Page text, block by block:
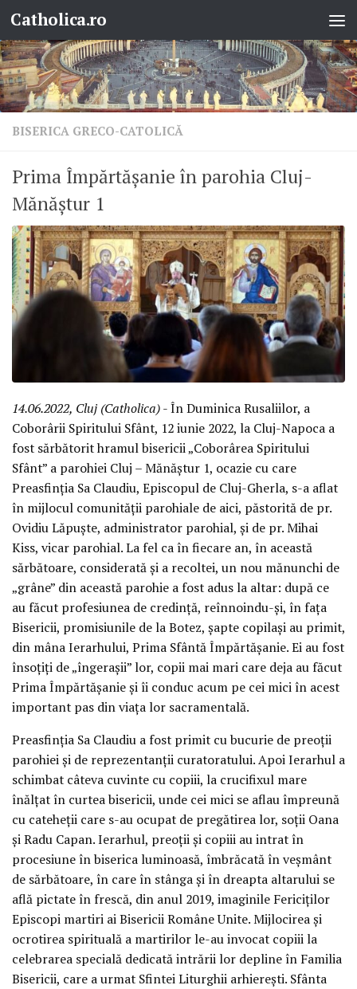
Skip to content
Catholica.ro
BISERICA GRECO-CATOLICĂ
Prima Împărtășanie în parohia Cluj-
Mănăștur 1
14.06.2022, Cluj (Catholica)- În Duminica Rusaliilor, a
Coborârii Spiritului Sfânt, 12 iunie 2022, la Cluj-Napoca a
fost sărbătorit hramul bisericii „Coborârea Spiritului
Sfânt” a parohiei Cluj – Mănăștur 1, ocazie cu care
Preasfinția Sa Claudiu, Episcopul de Cluj-Gherla, s-a aflat
în mijlocul comunității parohiale de aici, păstorită de pr.
Ovidiu Lăpuște, administrator parohial, și de pr. Mihai
Kiss, vicar parohial. La fel ca în fiecare an, în această
sărbătoare, considerată și a recoltei, un nou mănunchi de
„grâne” din această parohie a fost adus la altar: după ce
au făcut profesiunea de credință, reînnoindu-și, în fața
Bisericii, promisiunile de la Botez, șapte copilași au primit,
din mâna Ierarhului, Prima Sfântă Împărtășanie. Ei au fost
însoțiți de „îngerașii” lor, copii mai mari care deja au făcut
Prima Împărtășanie și îi conduc acum pe cei mici în acest
important pas din viața lor sacramentală.
Preasfinția Sa Claudiu a fost primit cu bucurie de preoții
parohiei și de reprezentanții curatoratului. Apoi Ierarhul a
schimbat câteva cuvinte cu copiii, la crucifixul mare
înălțat în curtea bisericii, unde cei mici se aflau împreună
cu cateheții care s-au ocupat de pregătirea lor, soții Oana
și Radu Capan. Ierarhul, preoții și copiii au intrat în
procesiune în biserica luminoasă, îmbrăcată în veșmânt
de sărbătoare, în care în stânga și în dreapta altarului se
află pictate în frescă, din anul 2019, imaginile Fericiților
Episcopi martiri ai Bisericii Române Unite. Mijlocirea și
ocrotirea spirituală a martirilor le-au invocat copiii la
celebrarea specială dedicată intrării lor depline în Familia
Bisericii, care a urmat Sfintei Liturghii arhierești. Sfânta